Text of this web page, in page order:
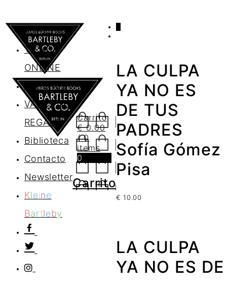
AGENDA
TIENDA
ONLINE
Nosotros
VALES DE
REGALO
Biblioteca
Contacto
Newsletter
Kleine
Bartleby
Carrito
€0.00
/ 0
items
0
Carrito
LA CULPA
YA NO ES
DE TUS
PADRES
Sofía Gómez
Pisa
€ 10.00
LA CULPA
YA NO ES DE